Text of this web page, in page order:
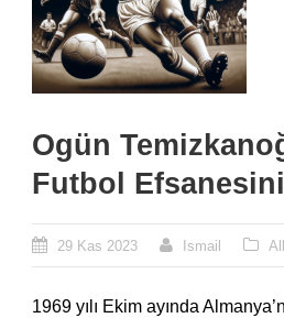
Ogün
Futbol
29 Kas 2023 Ismail
1969 yılı Ekim ayında